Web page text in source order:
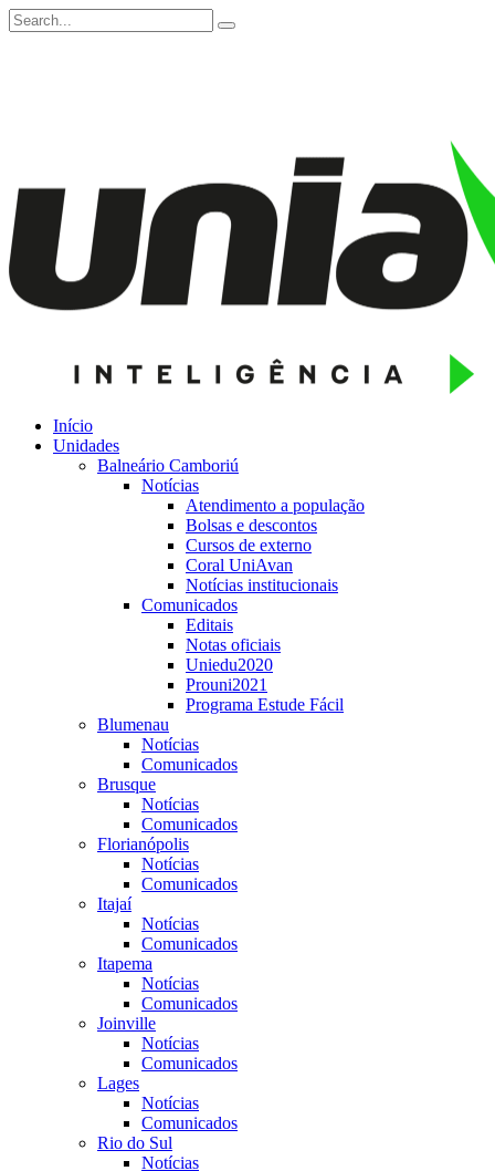
Início
Unidades
Balneário Camboriú
Notícias
Atendimento a população
Bolsas e descontos
Cursos de externo
Coral UniAvan
Notícias institucionais
Comunicados
Editais
Notas oficiais
Uniedu2020
Prouni2021
Programa Estude Fácil
Blumenau
Notícias
Comunicados
Brusque
Notícias
Comunicados
Florianópolis
Notícias
Comunicados
Itajaí
Notícias
Comunicados
Itapema
Notícias
Comunicados
Joinville
Notícias
Comunicados
Lages
Notícias
Comunicados
Rio do Sul
Notícias